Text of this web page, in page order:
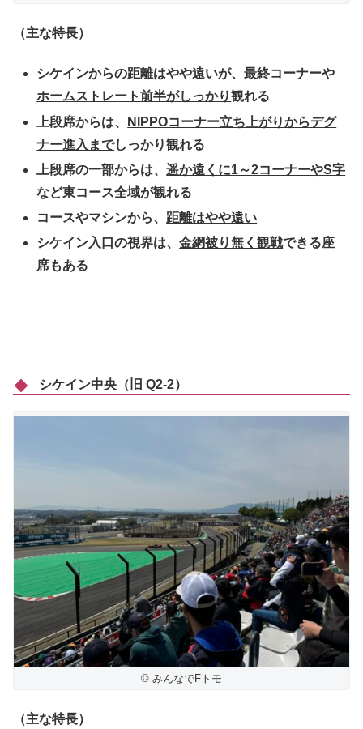
（主な特長）
シケインからの距離はやや遠いが、最終コーナーや
ホームストレート前半がしっかり観れる
上段席からは、
NIPPOコーナー立ち上がりからデグ
ナー進入までしっかり観れる
上段席の一部からは、遥か遠くに1～2コーナーやS字
など東コース全域が観れる
コースやマシンから、 距離はやや遠い
シケイン入口の視界は、金網被り無く観戦できる座
席もある
シケイン中央（旧 Q2-2）
© みんなでFトモ
（主な特長）